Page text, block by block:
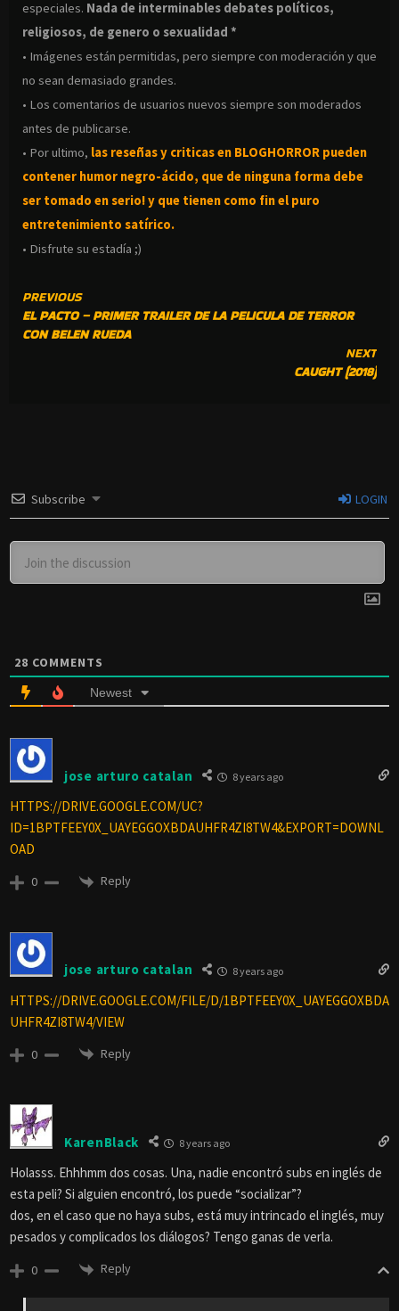
especiales. Nada de interminables debates políticos,
religiosos, de genero o sexualidad *
• Imágenes están permitidas, pero siempre con moderación y que
no sean demasiado grandes.
• Los comentarios de usuarios nuevos siempre son moderados
antes de publicarse.
• Por ultimo, las reseñas y criticas en BLOGHORROR pueden
contener humor negro-ácido, que de ninguna forma debe
ser tomado en serio! y que tienen como fin el puro
entretenimiento satírico.
• Disfrute su estadía ;)
CONTINUE
READING
PREVIOUS
EL PACTO – PRIMER TRAILER DE LA PELICULA DE TERROR
CON BELEN RUEDA
NEXT
CAUGHT (2018)
Subscribe LOGIN
28 COMMENTS
Newest
jose arturo catalan 8 years ago
HTTPS://DRIVE.GOOGLE.COM/UC?
ID=1BPTFEEY0X_UAYEGGOXBDAUHFR4ZI8TW4&EXPORT=DOWNL
OAD
0 Reply
jose arturo catalan 8 years ago
HTTPS://DRIVE.GOOGLE.COM/FILE/D/1BPTFEEY0X_UAYEGGOXBDA
UHFR4ZI8TW4/VIEW
0 Reply
KarenBlack 8 years ago
Holasss. Ehhhmm dos cosas. Una, nadie encontró subs en inglés de
esta peli? Si alguien encontró, los puede “socializar”?
dos, en el caso que no haya subs, está muy intrincado el inglés, muy
pesados y complicados los diálogos? Tengo ganas de verla.
0 Reply